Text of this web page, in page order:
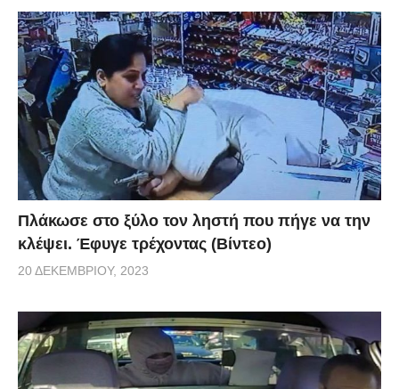
Πλάκωσε στο ξύλο τον ληστή που πήγε να την
κλέψει. Έφυγε τρέχοντας (Βίντεο)
20 ΔΕΚΕΜΒΡΊΟΥ, 2023